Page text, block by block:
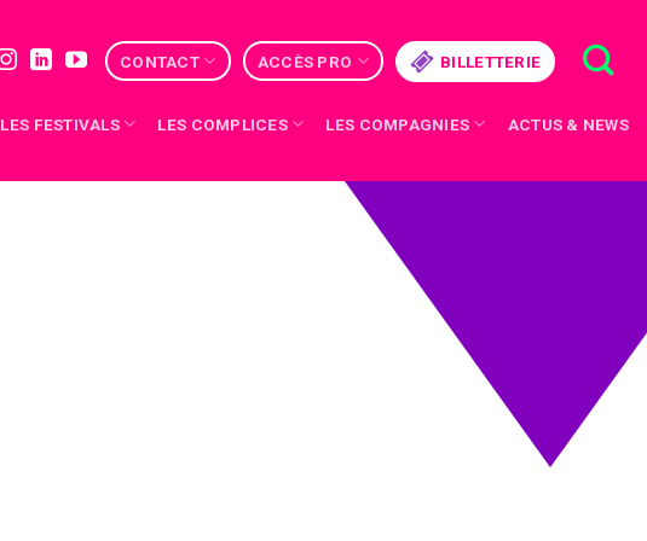
CONTACT ACCÈS PRO BILLETTERIE
LES FESTIVALS LES COMPLICES LES COMPAGNIES ACTUS & NEWS